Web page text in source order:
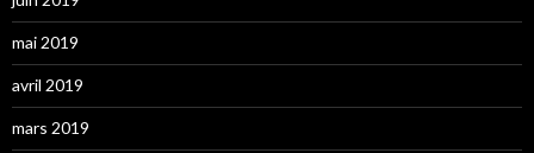
mai 2019
avril 2019
mars 2019